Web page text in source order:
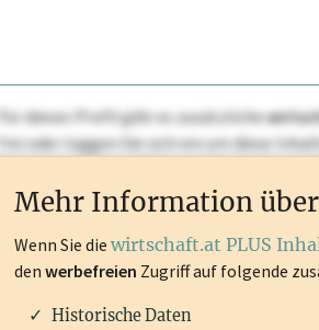
Für dieses Profil gibt es zusätzliche
frei oder loggen Sie sich ein um diese
Mehr Information
Wenn Sie die wirtschaft.at PLUS
den werbefreien Zugriff auf folgende
Historische Daten